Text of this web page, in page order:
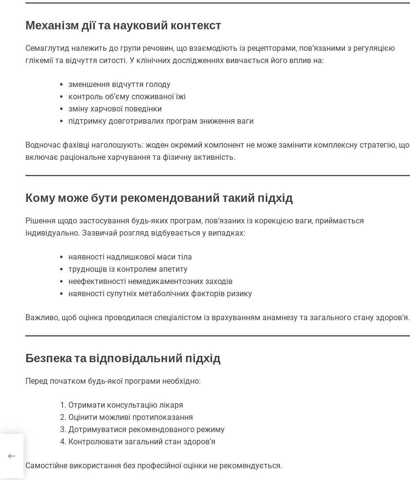
Механізм дії та науковий контекст
Семаглутид належить до групи речовин, що взаємодіють із рецепторами, пов’язаними з регуляцією
глікемії та відчуття ситості. У клінічних дослідженнях вивчається його вплив на:
зменшення відчуття голоду
контроль об’єму споживаної їжі
зміну харчової поведінки
підтримку довготривалих програм зниження ваги
Водночас фахівці наголошують: жоден окремий компонент не може замінити комплексну стратегію, що
включає раціональне харчування та фізичну активність.
Кому може бути рекомендований такий підхід
Рішення щодо застосування будь-яких програм, пов’язаних із корекцією ваги, приймається
індивідуально. Зазвичай розгляд відбувається у випадках:
наявності надлишкової маси тіла
труднощів із контролем апетиту
неефективності немедикаментозних заходів
наявності супутніх метаболічних факторів ризику
Важливо, щоб оцінка проводилася спеціалістом із врахуванням анамнезу та загального стану здоров’я.
Безпека та відповідальний підхід
Перед початком будь-якої програми необхідно:
Отримати консультацію лікаря
Оцінити можливі протипоказання
Дотримуватися рекомендованого режиму
Контролювати загальний стан здоров’я
Самостійне використання без професійної оцінки не рекомендується.